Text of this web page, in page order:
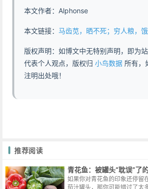
本文作者：Alphonse
本文链接： 马齿苋，晒不死；穷人粮，饿不死。 - https://
版权声明：如博文中无特别声明，即为
代表个人观点，版权归 小鸟数据 所有，
注明出处哦！
推荐阅读
青花鱼：被罐头“耽误”了
如果你对青花鱼的印象还停留
茄汁罐头，那你可能错过了太